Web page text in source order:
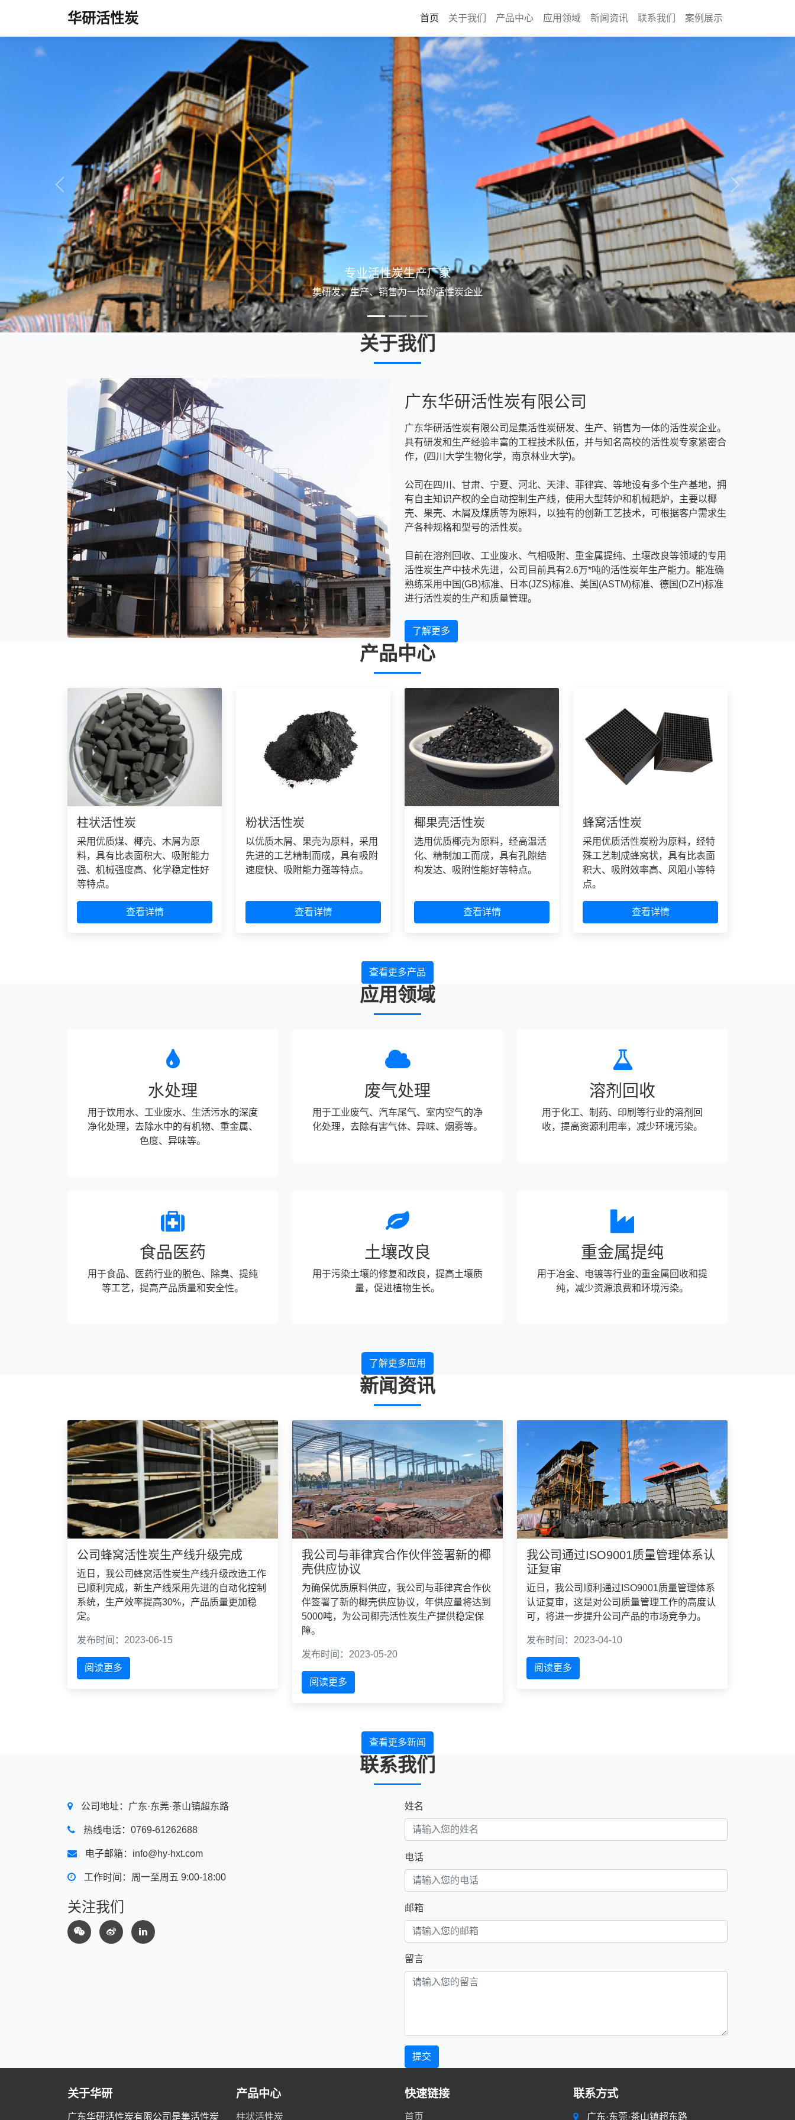
华研活性炭 首页 关于我们 产品中心 应用领域 新闻资讯 联系我们 案例展示
柱状活性炭
高效吸附，广泛应用于水处理、废气处理等领域
Previous Next
关于我们
广东华研活性炭有限公司
广东华研活性炭有限公司是集活性炭研发、生产、销售为一体的活性炭企业。
具有研发和生产经验丰富的工程技术队伍，并与知名高校的活性炭专家紧密合
作，(四川大学生物化学，南京林业大学)。
公司在四川、甘肃、宁夏、河北、天津、菲律宾、等地设有多个生产基地，拥
有自主知识产权的全自动控制生产线，使用大型转炉和机械耙炉，主要以椰
壳、果壳、木屑及煤质等为原料，以独有的创新工艺技术，可根据客户需求生
产各种规格和型号的活性炭。
目前在溶剂回收、工业废水、气相吸附、重金属提纯、土壤改良等领域的专用
活性炭生产中技术先进，公司目前具有2.6万*吨的活性炭年生产能力。能准确
熟练采用中国(GB)标准、日本(JZS)标准、美国(ASTM)标准、德国(DZH)标准
进行活性炭的生产和质量管理。
了解更多
产品中心
柱状活性炭
采用优质煤、椰壳、木屑为原
料，具有比表面积大、吸附能力
强、机械强度高、化学稳定性好
等特点。
查看详情
粉状活性炭
以优质木屑、果壳为原料，采用
先进的工艺精制而成，具有吸附
速度快、吸附能力强等特点。
查看详情
椰果壳活性炭
选用优质椰壳为原料，经高温活
化、精制加工而成，具有孔隙结
构发达、吸附性能好等特点。
查看详情
蜂窝活性炭
采用优质活性炭粉为原料，经特
殊工艺制成蜂窝状，具有比表面
积大、吸附效率高、风阻小等特
点。
查看详情
查看更多产品
应用领域
水处理
用于饮用水、工业废水、生活污水的深度
净化处理，去除水中的有机物、重金属、
色度、异味等。
废气处理
用于工业废气、汽车尾气、室内空气的净
化处理，去除有害气体、异味、烟雾等。
溶剂回收
用于化工、制药、印刷等行业的溶剂回
收，提高资源利用率，减少环境污染。
食品医药
用于食品、医药行业的脱色、除臭、提纯
等工艺，提高产品质量和安全性。
土壤改良
用于污染土壤的修复和改良，提高土壤质
量，促进植物生长。
重金属提纯
用于冶金、电镀等行业的重金属回收和提
纯，减少资源浪费和环境污染。
了解更多应用
新闻资讯
公司蜂窝活性炭生产线升级完成
近日，我公司蜂窝活性炭生产线升级改造工作
已顺利完成，新生产线采用先进的自动化控制
系统，生产效率提高30%，产品质量更加稳
定。
发布时间：2023-06-15
阅读更多
我公司与菲律宾合作伙伴签署新的椰
壳供应协议
为确保优质原料供应，我公司与菲律宾合作伙
伴签署了新的椰壳供应协议，年供应量将达到
5000吨，为公司椰壳活性炭生产提供稳定保
障。
发布时间：2023-05-20
阅读更多
我公司通过ISO9001质量管理体系认
证复审
近日，我公司顺利通过ISO9001质量管理体系
认证复审，这是对公司质量管理工作的高度认
可，将进一步提升公司产品的市场竞争力。
发布时间：2023-04-10
阅读更多
查看更多新闻
联系我们
公司地址：广东·东莞·茶山镇超东路
热线电话：0769-61262688
电子邮箱：info@hy-hxt.com
工作时间：周一至周五 9:00-18:00
关注我们
姓名
电话
邮箱
留言
提交
关于华研
广东华研活性炭有限公司是集活性炭
产品中心
柱状活性炭
快速链接
首页
联系方式
广东·东莞·茶山镇超东路